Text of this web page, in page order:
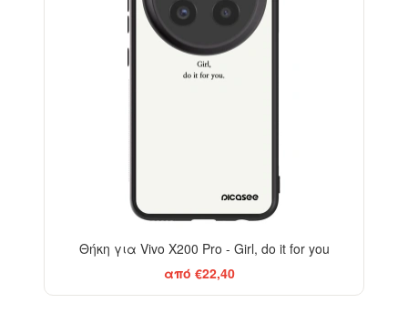
Θήκη για Vivo X200 Pro - Girl, do it for you
από €22,40